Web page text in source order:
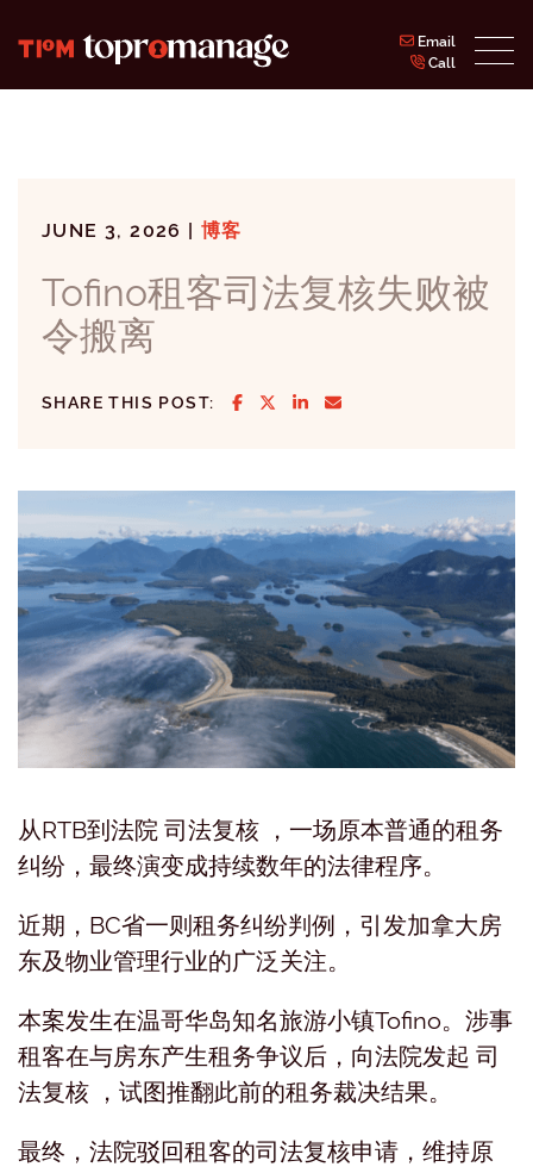
Topromanage Inc.
Email
Call
JUNE 3, 2026 | 博客
Tofino租客司法复核失败被
令搬离
SHARE THIS POST: SHARE ON FACEBOOK
SHARE ON TWITTER/X
SHARE ON LINKEDIN
SHARE VIA EMAIL
从RTB到法院 司法复核 ，一场原本普通的租务
纠纷，最终演变成持续数年的法律程序。
近期，BC省一则租务纠纷判例，引发加拿大房
东及物业管理行业的广泛关注。
本案发生在温哥华岛知名旅游小镇Tofino。涉事
租客在与房东产生租务争议后，向法院发起 司
法复核 ，试图推翻此前的租务裁决结果。
最终，法院驳回租客的司法复核申请，维持原